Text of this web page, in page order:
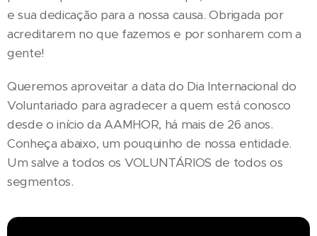
e sua dedicação para a nossa causa. Obrigada por
acreditarem no que fazemos e por sonharem com a
gente!
Queremos aproveitar a data do Dia Internacional do
Voluntariado para agradecer a quem está conosco
desde o início da AAMHOR, há mais de 26 anos.
Conheça abaixo, um pouquinho de nossa entidade.
Um salve a todos os VOLUNTÁRIOS de todos os
segmentos.